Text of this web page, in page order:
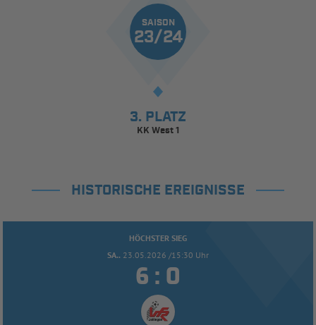
SAISON
23/24
3. PLATZ
KK West 1
HISTORISCHE EREIGNISSE
HÖCHSTER SIEG
SA.. 23.05.2026 /15:30 Uhr
 : 